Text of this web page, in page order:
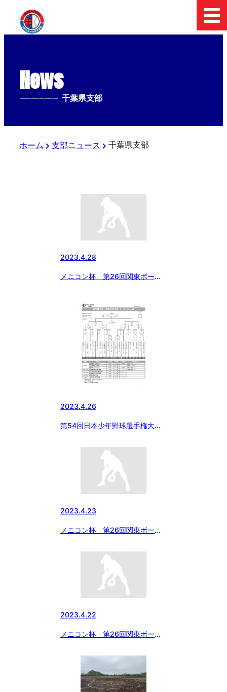
News
-------------- 千葉県支部
ホーム 支部ニュース 千葉県支部
2023.4.28
メニコン杯 第26回関東ボーイ
2023.4.26
第54回日本少年野球選手権大
が決定‼️
2023.4.23
メニコン杯 第26回関東ボーイ
4/23の試合結果
2023.4.22
メニコン杯 第26回関東ボーイ
の試合予定